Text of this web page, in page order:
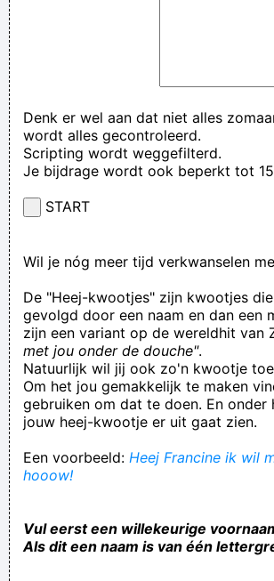
Denk er wel aan dat niet alles
wordt alles gecontroleerd.
Scripting wordt weggefilterd.
Je bijdrage wordt ook beperkt tot
START
Wil je nóg meer tijd verkwanselen
De "Heej-kwootjes" zijn kwootjes
gevolgd door een naam en dan een
zijn een variant op de wereldhit van
met jou onder de douche".
Natuurlijk wil jij ook zo'n kwootje
Om het jou gemakkelijk te maken
gebruiken om dat te doen. En
jouw heej-kwootje er uit gaat zien.
Een voorbeeld: Heej Francine ik wil
hooow!
Vul eerst een willekeurige
Als dit een naam is van één